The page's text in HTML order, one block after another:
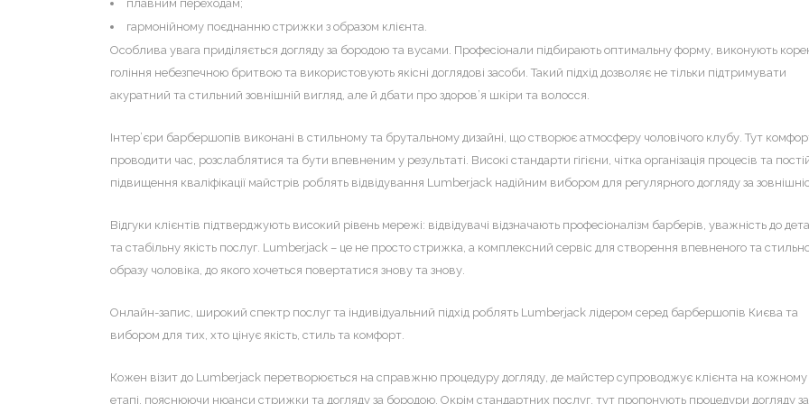
плавним переходам;
гармонійному поєднанню стрижки з образом клієнта.
Особлива увага приділяється догляду за бородою та вусами. Професіонали підбирають оптимальну форму, виконують
гоління небезпечною бритвою та використовують якісні доглядові засоби. Такий підхід дозволяє не тільки підтримувати
акуратний та стильний зовнішній вигляд, але й дбати про здоров’я шкіри та волосся.
Інтер’єри барбершопів виконані в стильному та брутальному дизайні, що створює атмосферу чоловічого клубу. Тут
проводити час, розслаблятися та бути впевненим у результаті. Високі стандарти гігієни, чітка організація процесів та
підвищення кваліфікації майстрів роблять відвідування Lumberjack надійним вибором для регулярного догляду за
Відгуки клієнтів підтверджують високий рівень мережі: відвідувачі відзначають професіоналізм барберів, уважність до
та стабільну якість послуг. Lumberjack – це не просто стрижка, а комплексний сервіс для створення впевненого та
образу чоловіка, до якого хочеться повертатися знову та знову.
Онлайн-запис, широкий спектр послуг та індивідуальний підхід роблять Lumberjack лідером серед барбершопів Києва та
вибором для тих, хто цінує якість, стиль та комфорт.
Кожен візит до Lumberjack перетворюється на справжню процедуру догляду, де майстер супроводжує клієнта на кожному
етапі, пояснюючи нюанси стрижки та догляду за бородою. Окрім стандартних послуг, тут пропонують процедури догляду за